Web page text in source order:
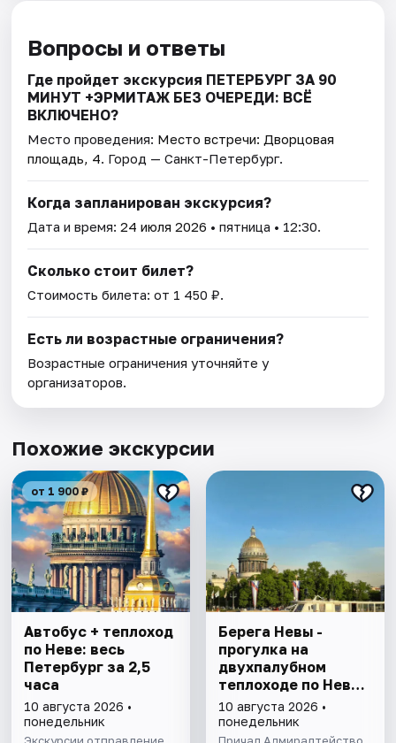
Вопросы и ответы
Где пройдет экскурсия ПЕТЕРБУРГ ЗА 90
МИНУТ +ЭРМИТАЖ БЕЗ ОЧЕРЕДИ: ВСЁ
ВКЛЮЧЕНО?
Место проведения: Место встречи: Дворцовая
площадь, 4. Город — Санкт-Петербург.
Когда запланирован экскурсия?
Дата и время:24 июля 2026 • пятница • 12:30.
Сколько стоит билет?
Стоимость билета: от 1 450 ₽.
Есть ли возрастные ограничения?
Возрастные ограничения уточняйте у
организаторов.
Похожие экскурсии
от 1 900 ₽
Автобус + теплоход
по Неве: весь
Петербург за 2,5
часа
10 августа 2026 •
понедельник
Берега Невы -
прогулка на
двухпалубном
теплоходе по Неве
с подходом к
Финскому заливу
10 августа 2026 •
понедельник